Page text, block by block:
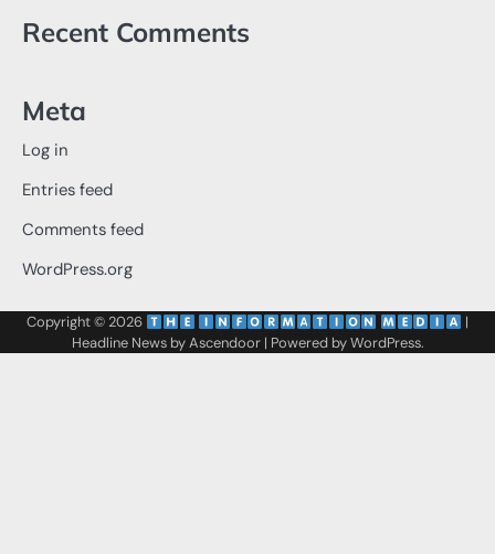
Recent Comments
Meta
Log in
Entries feed
Comments feed
WordPress.org
Copyright © 2026
|
Headline News byAscendoor| Powered byWordPress.